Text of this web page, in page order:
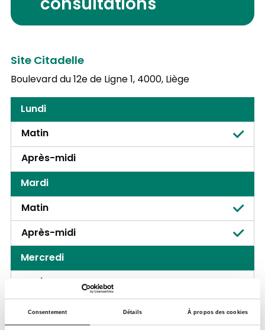
Consentement Détails À propos des cookies
Site Citadelle
Boulevard du 12e de Ligne 1,4000, Liège
Lundi
Matin
Après-midi
Mardi
Matin
Après-midi
Mercredi
Matin
Après-midi